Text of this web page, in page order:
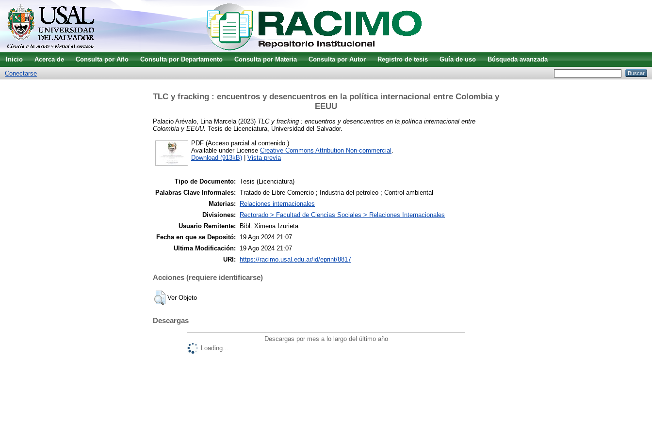
Inicio Acerca de Consulta por Año Consulta por Departamento Consulta por Materia Consulta por Autor Registro de tesis Guía de uso
Búsqueda avanzada
Conectarse
TLC y fracking : encuentros y desencuentros en la política internacional entre Colombia y
EEUU
Palacio Arévalo, Lina Marcela (2023) TLC y fracking : encuentros y desencuentros en la política internacional entre
Colombia y EEUU. Tesis de Licenciatura, Universidad del Salvador.
PDF (Acceso parcial al contenido.)
Available under License Creative Commons Attribution Non-commercial .
Download (913kB)
Vista previa
Tipo de Documento: Tesis (Licenciatura)
Palabras Clave Informales: Tratado de Libre Comercio ; Industria del petroleo ; Control ambiental
Materias:
Relaciones internacionales
Divisiones:
Rectorado > Facultad de Ciencias Sociales > Relaciones Internacionales
Usuario Remitente:
Bibl. Ximena Izurieta
Fecha en que se Depositó:
19 Ago 2024 21:07
Ultima Modificación:
19 Ago 2024 21:07
URI:
https://racimo.usal.edu.ar/id/eprint/8817
Acciones (requiere identificarse)
Ver Objeto
Descargas
Descargas por mes a lo largo del último año
Loading...